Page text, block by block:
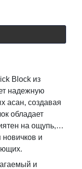
Block из
надежную
асан, создавая
обладает
на ощупь,
и
и